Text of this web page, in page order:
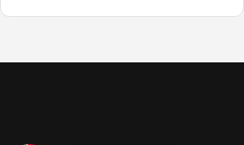
efeito estufa (GEE). Segundo os
“Pavimenta&cc…